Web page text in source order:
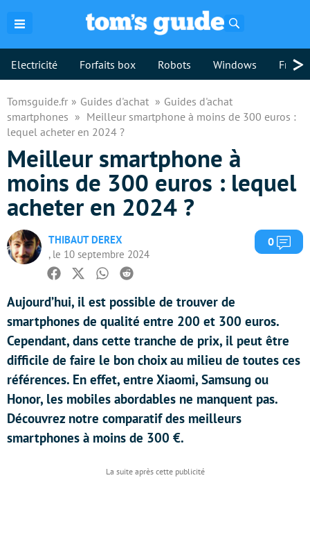
Electricité Forfaits box Robots Windows >
Tomsguide.fr Guides d'achat
Guides d'achat
smartphones
Meilleur smartphone à moins de 300 euros :
lequel acheter en 2024 ?
Meilleur smartphone à
moins de 300 euros : lequel
acheter en 2024 ?
THIBAUT DEREX
, le 10 septembre 2024
0
Facebook
TwitterWhatsapp
Reddit
Aujourd’hui, il est possible de trouver de
smartphones de qualité entre 200 et 300 euros.
Cependant, dans cette tranche de prix, il peut être
difficile de faire le bon choix au milieu de toutes ces
références. En effet, entre Xiaomi, Samsung ou
Honor, les mobiles abordables ne manquent pas.
Découvrez notre comparatif des meilleurs
smartphones à moins de 300 €.